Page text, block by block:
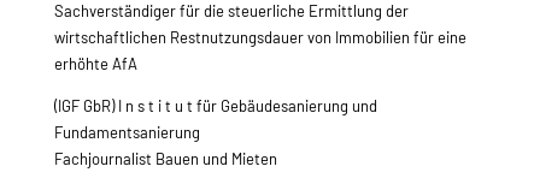
Sachverständiger für die steuerliche Ermittlung der
wirtschaftlichen Restnutzungsdauer von Immobilien für eine
erhöhte AfA
(IGF GbR) I n s t i t u t für Gebäudesanierung und
Fundamentsanierung
Fachjournalist Bauen und Mieten